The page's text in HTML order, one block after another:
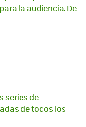
la audiencia. De
series de
de todos los